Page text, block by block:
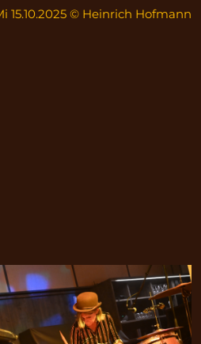
15.10.2025 © Heinrich Hofmann